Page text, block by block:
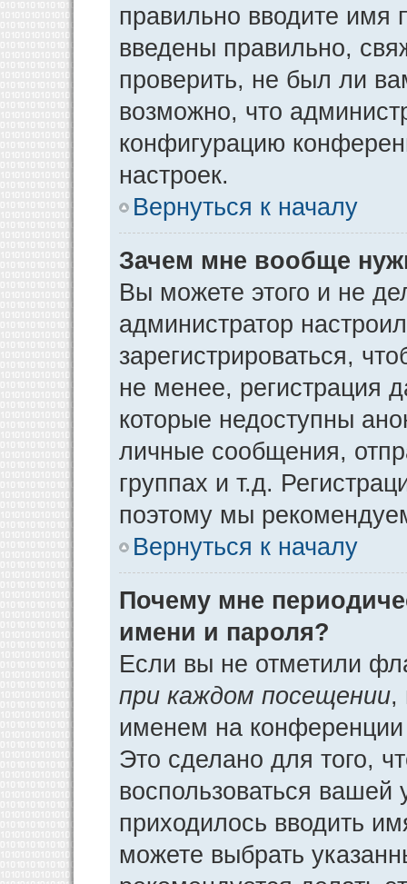
правильно вводите имя
введены правильно,
проверить, не был ли
возможно, что
конфигурацию
настроек.
Вернуться к началу
Зачем мне вообще
Вы можете этого и не
администратор
зарегистрироваться,
не менее, регистрация
которые недоступны
личные сообщения,
группах и т.д.
поэтому мы
Вернуться к началу
Почему мне
имени и пароля?
Если вы не отметили
при каждом посещении,
именем на конференции
Это сделано для того,
воспользоваться
приходилось вводить
можете выбрать